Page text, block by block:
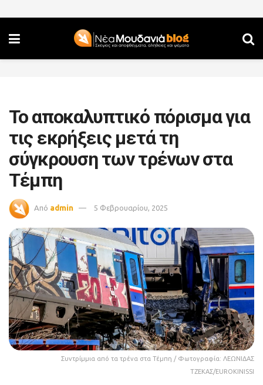
Το αποκαλυπτικό πόρισμα για
τις εκρήξεις μετά τη
σύγκρουση των τρένων στα
Τέμπη
Από admin 5 Φεβρουαρίου, 2025
Συντρίμμια από τα τρένα στα Τέμπη / Φωτογραφία: ΛΕΩΝΙΔΑΣ
ΤΖΕΚΑΣ/EUROKINISSI